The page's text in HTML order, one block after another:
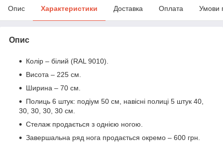
Опис Характеристики Доставка Оплата Умови
Опис
Колір – білий (RAL 9010).
Висота – 225 см.
Ширина – 70 см.
Полиць 6 штук: подіум 50 см, навісні полиці 5 штук 40,
30, 30, 30, 30 см.
Стелаж продається з однією ногою.
Завершальна ряд нога продається окремо – 600 грн.